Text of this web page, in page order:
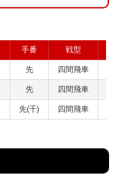
手番 戦型
先 四間飛車
先 四間飛車
先(千) 四間飛車